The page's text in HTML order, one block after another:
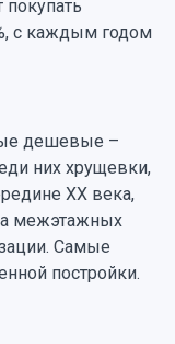
покупать
с каждым годом
дешевые –
них хрущевки,
XX века,
межэтажных
Самые
постройки.